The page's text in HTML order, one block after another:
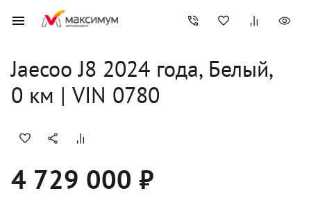
Jaecoo J8 2024 года, Белый,
0 км | VIN 0780
4 729 000 ₽